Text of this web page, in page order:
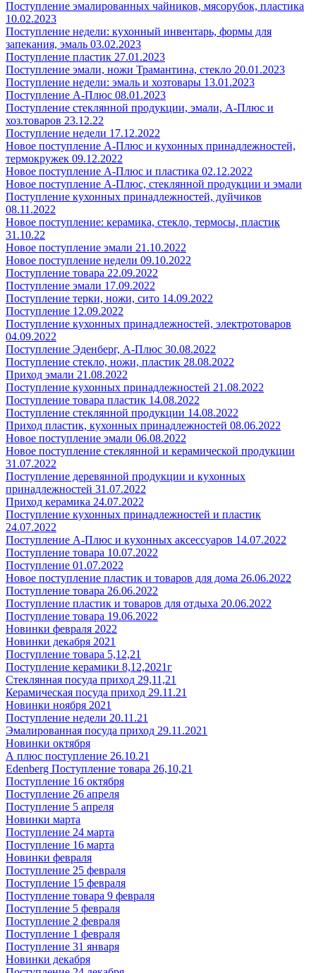
Поступление эмалированных чайников, мясорубок, пластика
10.02.2023
Поступление недели: кухонный инвентарь, формы для
запекания, эмаль 03.02.2023
Поступление пластик 27.01.2023
Поступление эмали, ножи Трамантина, стекло 20.01.2023
Поступление недели: эмаль и хозтовары 13.01.2023
Поступление А-Плюс 08.01.2023
Поступление стеклянной продукции, эмали, А-Плюс и
хоз.товаров 23.12.22
Поступление недели 17.12.2022
Новое поступление А-Плюс и кухонных принадлежностей,
термокружек 09.12.2022
Новое поступление А-Плюс и пластика 02.12.2022
Новое поступление А-Плюс, стеклянной продукции и эмали
Поступление кухонных принадлежностей, дуйчиков
08.11.2022
Новое поступление: керамика, стекло, термосы, пластик
31.10.22
Новое поступление эмали 21.10.2022
Новое поступление недели 09.10.2022
Поступление товара 22.09.2022
Поступление эмали 17.09.2022
Поступление терки, ножи, сито 14.09.2022
Поступление 12.09.2022
Поступление кухонных принадлежностей, электротоваров
04.09.2022
Поступление Эденберг, А-Плюс 30.08.2022
Поступление стекло, ножи, пластик 28.08.2022
Приход эмали 21.08.2022
Поступление кухонных принадлежностей 21.08.2022
Поступление товара пластик 14.08.2022
Поступление стеклянной продукции 14.08.2022
Приход пластик, кухонных принадлежностей 08.06.2022
Новое поступление эмали 06.08.2022
Новое поступление стеклянной и керамической продукции
31.07.2022
Поступление деревянной продукции и кухонных
принадлежностей 31.07.2022
Приход керамика 24.07.2022
Поступление кухонных принадлежностей и пластик
24.07.2022
Поступление А-Плюс и кухонных аксессуаров 14.07.2022
Поступление товара 10.07.2022
Поступление 01.07.2022
Новое поступление пластик и товаров для дома 26.06.2022
Поступление товара 26.06.2022
Поступление пластик и товаров для отдыха 20.06.2022
Поступление товара 19.06.2022
Новинки февраля 2022
Новинки декабря 2021
Поступление товара 5,12,21
Поступление керамики 8,12,2021г
Стеклянная посуда приход 29,11,21
Керамическая посуда приход 29.11.21
Новинки ноября 2021
Поступление недели 20.11.21
Эмалированная посуда приход 29.11.2021
Новинки октября
А плюс поступление 26.10.21
Edenberg Поступление товара 26,10,21
Поступление 16 октября
Поступление 26 апреля
Поступление 5 апреля
Новинки марта
Поступление 24 марта
Поступление 16 марта
Новинки февраля
Поступление 25 февраля
Поступление 15 февраля
Поступление товара 9 февраля
Поступление 5 февраля
Поступление 2 февраля
Поступление 1 февраля
Поступление 31 января
Новинки декабря